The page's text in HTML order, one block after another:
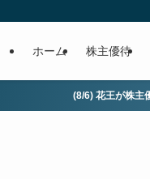
ホーム 株主優待
(8/6) 花王が株主